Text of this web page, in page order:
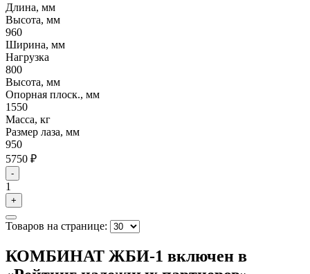
Длина, мм
Высота, мм
960
Ширина, мм
Нагрузка
800
Высота, мм
Опорная плоск., мм
1550
Масса, кг
Размер лаза, мм
950
5750 ₽
-
1
+
Товаров на странице:
КОМБИНАТ ЖБИ-1 включен в